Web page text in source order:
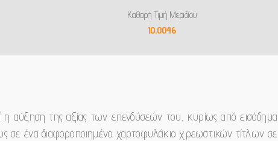
Καθαρή Τιμή Μεριδίου
10,0046
η αύξηση της αξίας των επενδύσεών του, κυρίως από εισόδημα
ένα διαφοροποιημένο χαρτοφυλάκιο χρεωστικών τίτλων σε